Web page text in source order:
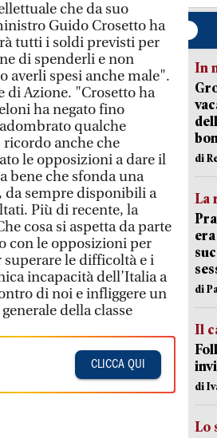
che da suo
Guido Crosetto ha
tutti i soldi previsti per
di spenderli e non
averli spesi anche male".
di Azione. "Crosetto ha
ha negato fino
qualche
anche che
le opposizioni a dare il
bene che sfonda una
da sempre disponibili a
Più di recente, la
cosa si aspetta da parte
con le opposizioni per
le difficoltà e i
incapacità dell’Italia a
di noi e infliggere un
della classe
CLICCA QUI
In
di
La
di
Il
di
Lo